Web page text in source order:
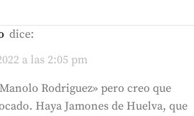
dice:
a las 2:05 pm
Rodriguez» pero creo que
Haya Jamones de Huelva, que